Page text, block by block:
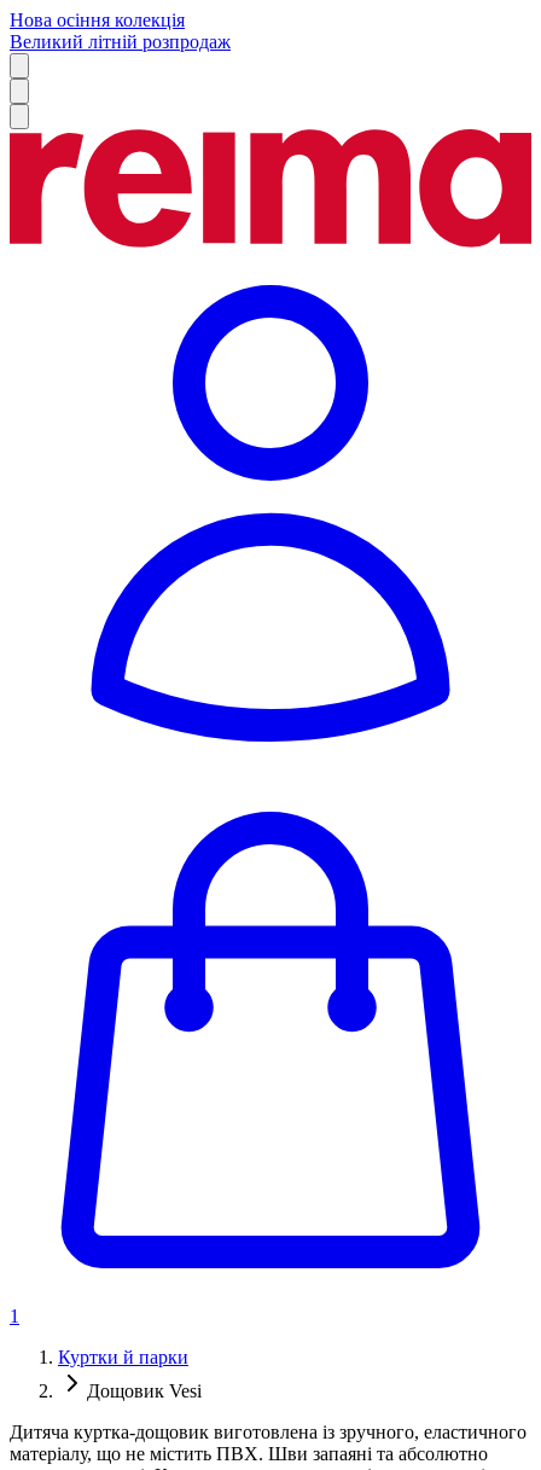
Нова осіння колекція
Великий літній розпродаж
1
Куртки й парки
Дощовик Vesi
Дитяча куртка-дощовик виготовлена із зручного, еластичного
матеріалу, що не містить ПВХ. Шви запаяні та абсолютно